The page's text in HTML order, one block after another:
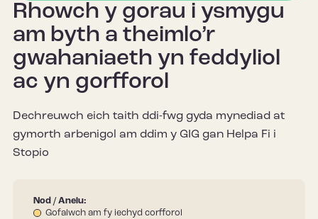
Rhowch y gorau i ysmygu
am byth a theimlo’r
gwahaniaeth yn feddyliol
ac yn gorfforol
Dechreuwch eich taith ddi-fwg gyda mynediad at
gymorth arbenigol am ddim y GIG gan Helpa Fi i
Stopio
Nod / Anelu:
Gofalwch am fy iechyd corfforol